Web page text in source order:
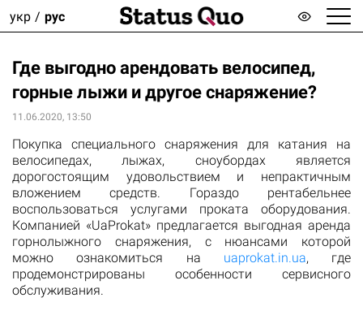
укр рус
Где выгодно арендовать велосипед,
горные лыжи и другое снаряжение?
11.06.2020, 13:50
Покупка специального снаряжения для катания на
велосипедах, лыжах, сноубордах является
дорогостоящим удовольствием и непрактичным
вложением средств. Гораздо рентабельнее
воспользоваться услугами проката оборудования.
Компанией «UaProkat» предлагается выгодная аренда
горнолыжного снаряжения, с нюансами которой
можно ознакомиться на uaprokat.in.ua, где
продемонстрированы особенности сервисного
обслуживания.